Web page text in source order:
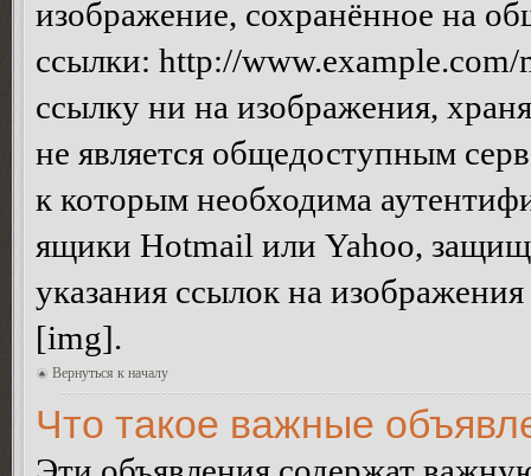
изображение, сохранённое на
ссылки: http://
ссылку ни на изображения,
не является общедоступным
к которым необходима
ящики Hotmail или Yahoo,
указания ссылок на
[img].
Вернуться к началу
Что такое важные